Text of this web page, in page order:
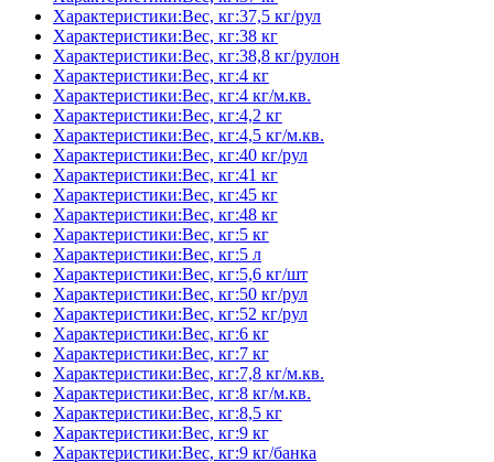
Характеристики:Вес, кг:37,5 кг/рул
Характеристики:Вес, кг:38 кг
Характеристики:Вес, кг:38,8 кг/рулон
Характеристики:Вес, кг:4 кг
Характеристики:Вес, кг:4 кг/м.кв.
Характеристики:Вес, кг:4,2 кг
Характеристики:Вес, кг:4,5 кг/м.кв.
Характеристики:Вес, кг:40 кг/рул
Характеристики:Вес, кг:41 кг
Характеристики:Вес, кг:45 кг
Характеристики:Вес, кг:48 кг
Характеристики:Вес, кг:5 кг
Характеристики:Вес, кг:5 л
Характеристики:Вес, кг:5,6 кг/шт
Характеристики:Вес, кг:50 кг/рул
Характеристики:Вес, кг:52 кг/рул
Характеристики:Вес, кг:6 кг
Характеристики:Вес, кг:7 кг
Характеристики:Вес, кг:7,8 кг/м.кв.
Характеристики:Вес, кг:8 кг/м.кв.
Характеристики:Вес, кг:8,5 кг
Характеристики:Вес, кг:9 кг
Характеристики:Вес, кг:9 кг/банка